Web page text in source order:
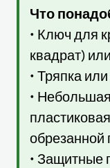
Что
• Ключ для
квадрат)
• Тряпка
•
обрезанной
• Защитные